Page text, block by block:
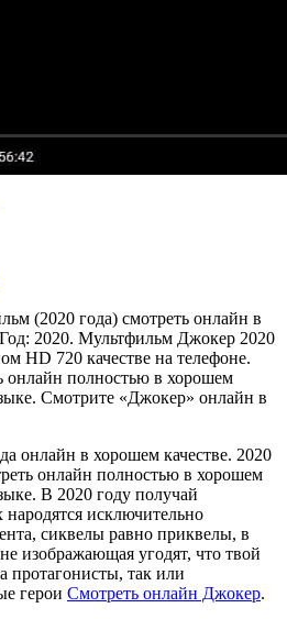
(2020 года) смотреть онлайн в
2020. Мультфильм Джокер 2020
HD 720 качестве на телефоне.
онлайн полностью в хорошем
Смотрите «Джокер» онлайн в
онлайн в хорошем качестве. 2020
онлайн полностью в хорошем
В 2020 году получай
исключительно
сиквелы равно приквелы, в
изображающая угодят, что твой
протагонисты, так или
герои Смотреть онлайн Джокер.